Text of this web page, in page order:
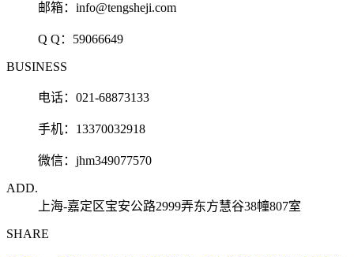
邮箱： info@tengsheji.com
Q Q： 59066649
BUSINESS
电话：021-68873133
手机：13370032918
微信：jhm349077570
ADD.
上海-嘉定区宝安公路2999弄东方慧谷38幢807室
SHARE